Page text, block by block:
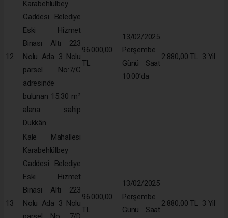
12
Karabehlülbey
Caddesi Belediye
Eski Hizmet
Binası Altı 223
Nolu Ada 3 Nolu
parsel No:7/C
adresinde
bulunan 15.30 m²
alana sahip
Dükkân
96.000,00
TL
13/02/2025
Perşembe
Günü Saat
10:00’da
2.880,00 TL 3 Yıl
13
Kale Mahallesi
Karabehlülbey
Caddesi Belediye
Eski Hizmet
Binası Altı 223
Nolu Ada 3 Nolu
96.000,00
TL
13/02/2025
Perşembe
Günü Saat
2.880,00 TL 3 Yıl